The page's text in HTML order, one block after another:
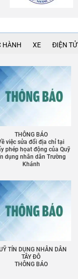
HÀNH XE ĐIỆN TỬ
THÔNG BÁO
việc sửa đổi địa chỉ tại
phép họat động của Quỹ
dụng nhân dân Trường
Khánh
TÍN DỤNG NHÂN DÂN
TÂY ĐÔ
THÔNG BÁO